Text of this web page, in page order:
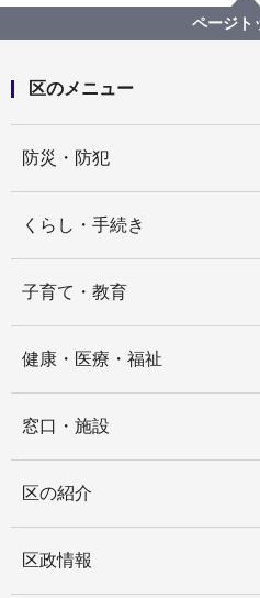
港北区「まちの先生」一
港北区「まちの先生」
ページト
区のメニュー
防災・防犯
くらし・手続き
子育て・教育
健康・医療・福祉
窓口・施設
区の紹介
区政情報